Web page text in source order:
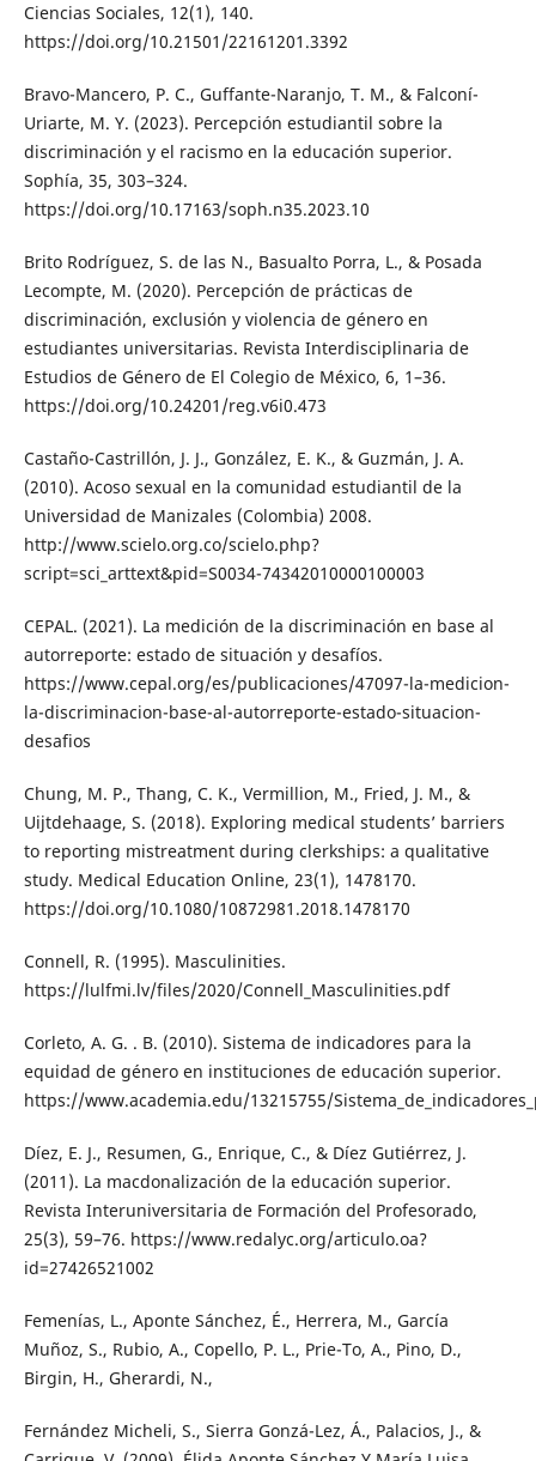
Ciencias Sociales, 12(1), 140.
https://doi.org/10.21501/22161201.3392
Bravo-Mancero, P. C., Guffante-Naranjo, T. M., & Falconí-
Uriarte, M. Y. (2023). Percepción estudiantil sobre la
discriminación y el racismo en la educación superior.
Sophía, 35, 303–324.
https://doi.org/10.17163/soph.n35.2023.10
Brito Rodríguez, S. de las N., Basualto Porra, L., & Posada
Lecompte, M. (2020). Percepción de prácticas de
discriminación, exclusión y violencia de género en
estudiantes universitarias. Revista Interdisciplinaria de
Estudios de Género de El Colegio de México, 6, 1–36.
https://doi.org/10.24201/reg.v6i0.473
Castaño-Castrillón, J. J., González, E. K., & Guzmán, J. A.
(2010). Acoso sexual en la comunidad estudiantil de la
Universidad de Manizales (Colombia) 2008.
http://www.scielo.org.co/scielo.php?
script=sci_arttext&pid=S0034-74342010000100003
CEPAL. (2021). La medición de la discriminación en base al
autorreporte: estado de situación y desafíos.
https://www.cepal.org/es/publicaciones/47097-la-medicion-
la-discriminacion-base-al-autorreporte-estado-situacion-
desafios
Chung, M. P., Thang, C. K., Vermillion, M., Fried, J. M., &
Uijtdehaage, S. (2018). Exploring medical students’ barriers
to reporting mistreatment during clerkships: a qualitative
study. Medical Education Online, 23(1), 1478170.
https://doi.org/10.1080/10872981.2018.1478170
Connell, R. (1995). Masculinities.
https://lulfmi.lv/files/2020/Connell_Masculinities.pdf
Corleto, A. G. . B. (2010). Sistema de indicadores para la
equidad de género en instituciones de educación superior.
https://www.academia.edu/13215755/
Díez, E. J., Resumen, G., Enrique, C., & Díez Gutiérrez, J.
(2011). La macdonalización de la educación superior.
Revista Interuniversitaria de Formación del Profesorado,
25(3), 59–76. https://www.redalyc.org/articulo.oa?
id=27426521002
Femenías, L., Aponte Sánchez, É., Herrera, M., García
Muñoz, S., Rubio, A., Copello, P. L., Prie-To, A., Pino, D.,
Birgin, H., Gherardi, N.,
Fernández Micheli, S., Sierra Gonzá-Lez, Á., Palacios, J., &